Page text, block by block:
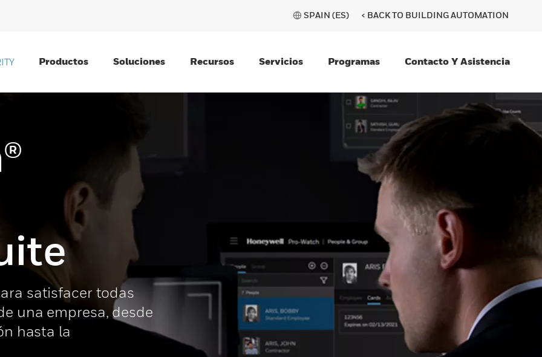
SPAIN (ES) < BACK TO BUILDING AUTOMATION
Productos Soluciones Recursos Servicios Programas Contacto Y Asistencia
satisfacer todas
una empresa, desde
hasta la